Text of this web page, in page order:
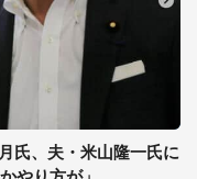
氏、夫・米山隆一氏に